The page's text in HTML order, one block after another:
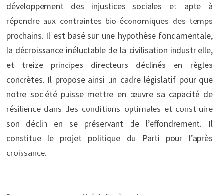
développement des injustices sociales et apte à
répondre aux contraintes bio-économiques des temps
prochains. Il est basé sur une hypothèse fondamentale,
la décroissance inéluctable de la civilisation industrielle,
et treize principes directeurs déclinés en règles
concrètes. Il propose ainsi un cadre législatif pour que
notre société puisse mettre en œuvre sa capacité de
résilience dans des conditions optimales et construire
son déclin en se préservant de l’effondrement. Il
constitue le projet politique du Parti pour l’après
croissance.